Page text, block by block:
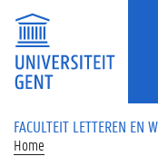
Overslaan en naar de inhoud
FACULTEIT LETTEREN EN
Home